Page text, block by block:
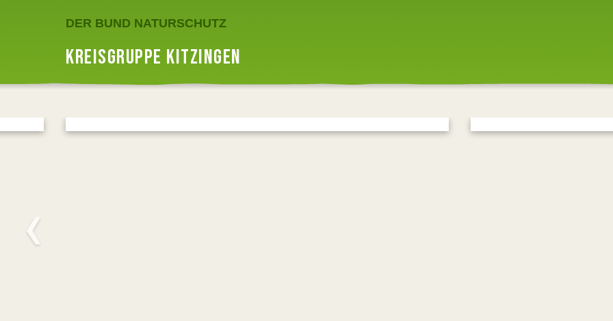
DER BUND NATURSCHUTZ
KREISGRUPPE KITZINGEN